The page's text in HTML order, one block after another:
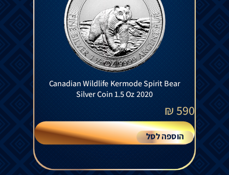
Canadian Wildlife Kermode Spirit Bear
Silver Coin 1.5 Oz 2020
590
₪
הוספה לסל